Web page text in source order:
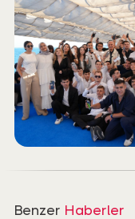
Benzer Haberler